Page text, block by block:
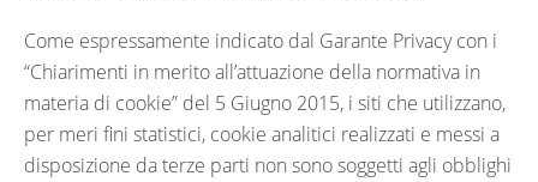
Come espressamente indicato dal Garante Privacy con i
“Chiarimenti in merito all’attuazione della normativa in
materia di cookie” del 5 Giugno 2015, i siti che utilizzano,
per meri fini statistici, cookie analitici realizzati e messi a
disposizione da terze parti non sono soggetti agli obblighi